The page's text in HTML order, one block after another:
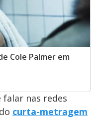
Cole Palmer em
falar nas redes
curta-metragem